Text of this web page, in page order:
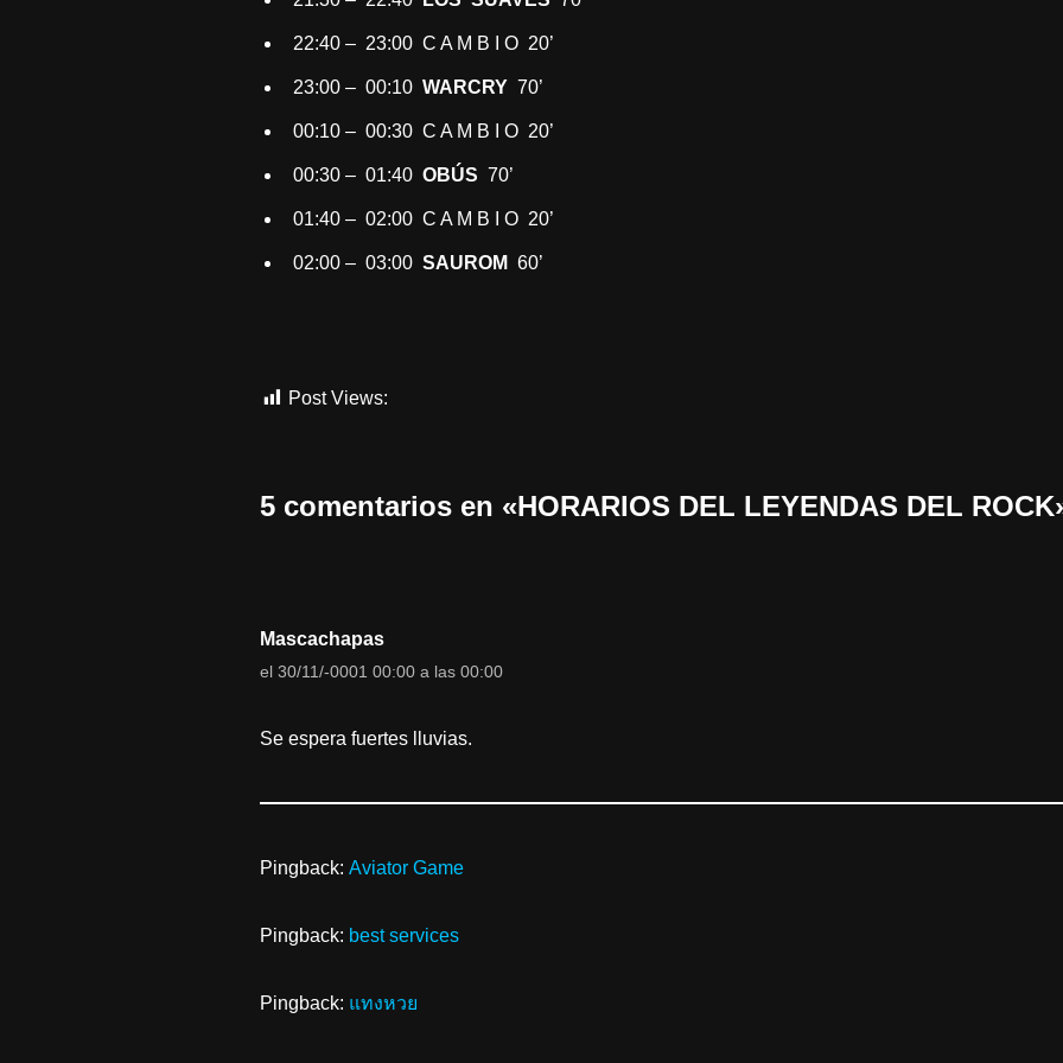
22:40 – 23:00 C A M B I O 20’
23:00 – 00:10 WARCRY 70’
00:10 – 00:30 C A M B I O 20’
00:30 – 01:40 OBÚS 70’
01:40 – 02:00 C A M B I O 20’
02:00 – 03:00 SAUROM 60’
Post Views:
5 comentarios en «HORARIOS DEL LEYENDAS DEL
Mascachapas
el 30/11/-0001 00:00 a las 00:00
Se espera fuertes lluvias.
Pingback: Aviator Game
Pingback: best services
Pingback: แทงหวย